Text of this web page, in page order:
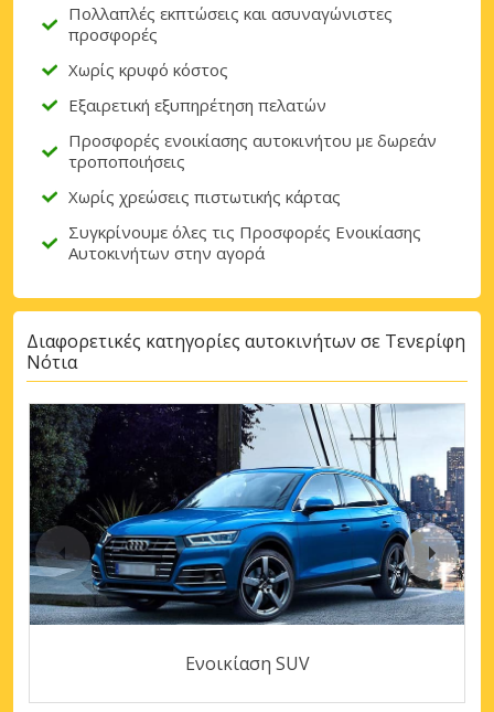
Πολλαπλές εκπτώσεις και ασυναγώνιστες
προσφορές
Χωρίς κρυφό κόστος
Εξαιρετική εξυπηρέτηση πελατών
Προσφορές ενοικίασης αυτοκινήτου με δωρεάν
τροποποιήσεις
Χωρίς χρεώσεις πιστωτικής κάρτας
Συγκρίνουμε όλες τις Προσφορές Ενοικίασης
Αυτοκινήτων στην αγορά
Διαφορετικές κατηγορίες αυτοκινήτων σε Τενερίφη
Νότια
Ενοικίαση SUV